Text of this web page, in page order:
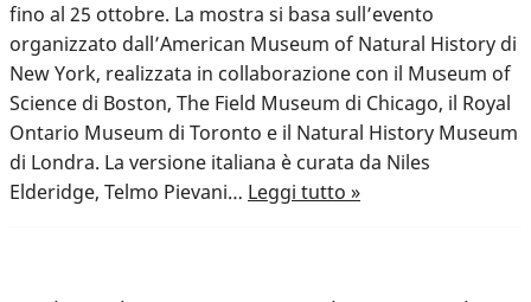
fino al 25 ottobre. La mostra si basa sull’evento
organizzato dall’American Museum of Natural History di
New York, realizzata in collaborazione con il Museum of
Science di Boston, The Field Museum di Chicago, il Royal
Ontario Museum di Toronto e il Natural History Museum
di Londra. La versione italiana è curata da Niles
Elderidge, Telmo Pievani… Leggi tutto »